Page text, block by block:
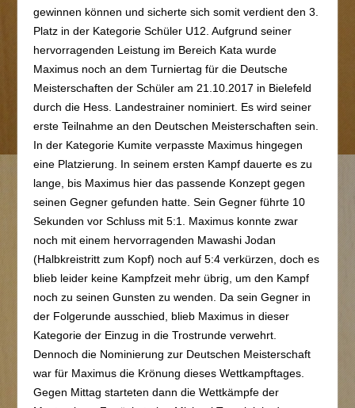
gewinnen können und sicherte sich somit verdient den 3.
Platz in der Kategorie Schüler U12. Aufgrund seiner
hervorragenden Leistung im Bereich Kata wurde
Maximus noch an dem Turniertag für die Deutsche
Meisterschaften der Schüler am 21.10.2017 in Bielefeld
durch die Hess. Landestrainer nominiert. Es wird seiner
erste Teilnahme an den Deutschen Meisterschaften sein.
In der Kategorie Kumite verpasste Maximus hingegen
eine Platzierung. In seinem ersten Kampf dauerte es zu
lange, bis Maximus hier das passende Konzept gegen
seinen Gegner gefunden hatte. Sein Gegner führte 10
Sekunden vor Schluss mit 5:1. Maximus konnte zwar
noch mit einem hervorragenden Mawashi Jodan
(Halbkreistritt zum Kopf) noch auf 5:4 verkürzen, doch es
blieb leider keine Kampfzeit mehr übrig, um den Kampf
noch zu seinen Gunsten zu wenden. Da sein Gegner in
der Folgerunde ausschied, blieb Maximus in dieser
Kategorie der Einzug in die Trostrunde verwehrt.
Dennoch die Nominierung zur Deutschen Meisterschaft
war für Maximus die Krönung dieses Wettkampftages.
Gegen Mittag starteten dann die Wettkämpfe der